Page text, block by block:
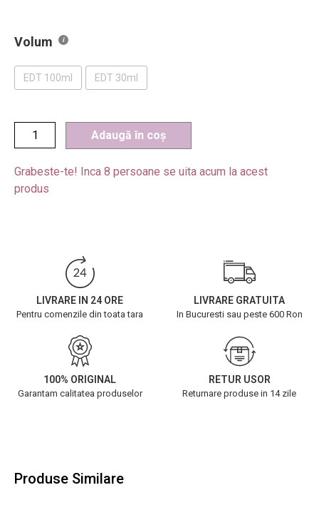
Volum
EDT 100ml EDT 30ml
Adaugă în coș
Grabeste-te! Inca 8 persoane se uita acum la acest
produs
LIVRARE IN 24 ORE
Pentru comenzile din toata tara
LIVRARE GRATUITA
In Bucuresti sau peste 600 Ron
100% ORIGINAL
Garantam calitatea produselor
RETUR USOR
Returnare produse in 14 zile
Produse Similare